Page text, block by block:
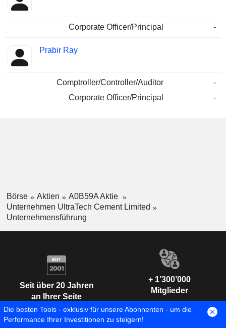
Corporate Officer/Principal -
Prabir Ray
Comptroller/Controller/Auditor
-
Corporate Officer/Principal
-
Börse Aktien
A0B59A Aktie
Unternehmen UltraTech Cement Limited
Unternehmensführung
Seit über 20 Jahren
an Ihrer Seite
+ 1’300’000
Mitglieder
Die besten Tools - exklusiv für unsere Abonnenten - um die
Performance Ihrer Investitionen zu steigern!